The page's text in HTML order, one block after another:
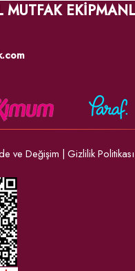
MUTFAK
ve Değişim | Gizlilik Politikası